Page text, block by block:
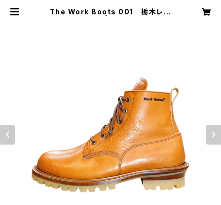
The Work Boots 001 栃木レザ